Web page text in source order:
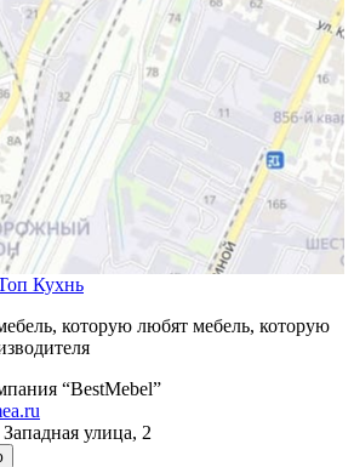
мебель, которую
“BestMebel”
улица, 2